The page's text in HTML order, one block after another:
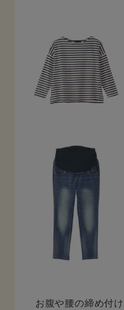
お腹や腰の締め付